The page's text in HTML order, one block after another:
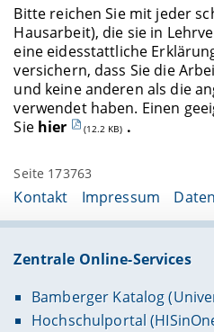
Bitte reichen Sie mit jeder
Hausarbeit), die sie in
eine eidesstattliche
versichern, dass Sie die
und keine anderen als die
verwendet haben. Einen
Sie hier (12.2 KB) .
Seite 173763
Kontakt Impressum
Zentrale Online-Services
Bamberger Katalog
Hochschulportal